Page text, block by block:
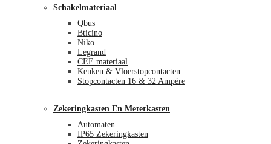
Schakelmateriaal
Qbus
Bticino
Niko
Legrand
CEE materiaal
Keuken & Vloerstopcontacten
Stopcontacten 16 & 32 Ampère
Zekeringkasten En Meterkasten
Automaten
IP65 Zekeringkasten